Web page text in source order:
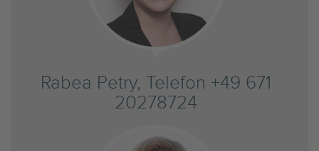
Rabea Petry, Telefon +49 671
20278724